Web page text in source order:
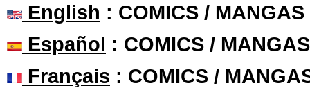
English : COMICS /
Español : COMICS /
Français : COMICS /